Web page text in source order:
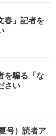
春」記者を
を騙る「な
さい
号）読者ア